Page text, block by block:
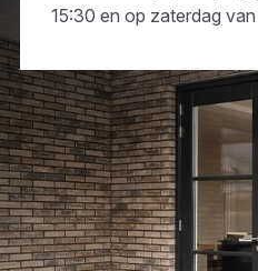
15:30 en op zaterdag